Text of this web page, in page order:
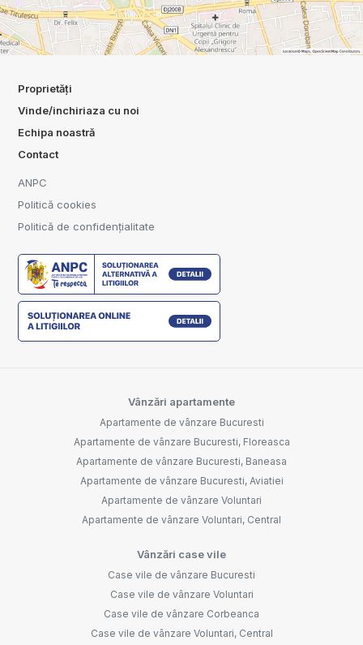
Proprietăți
Vinde/inchiriaza cu noi
Echipa noastră
Contact
ANPC
Politică cookies
Politică de confidențialitate
Vânzări apartamente
Apartamente de vânzare Bucuresti
Apartamente de vânzare Bucuresti, Floreasca
Apartamente de vânzare Bucuresti, Baneasa
Apartamente de vânzare Bucuresti, Aviatiei
Apartamente de vânzare Voluntari
Apartamente de vânzare Voluntari, Central
Vânzări case vile
Case vile de vânzare Bucuresti
Case vile de vânzare Voluntari
Case vile de vânzare Corbeanca
Case vile de vânzare Voluntari, Central